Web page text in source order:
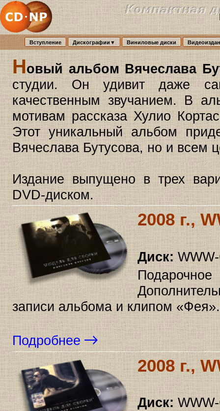
Вступление Дискографии▼ Виниловые диски
Новый альбом Вячеслава
студии. Он удивит даже
качественным звучанием. В
мотивам рассказа Хулио
Этот уникальный альбом
Вячеслава Бутусова, но и всем
Издание выпущено в трех
DVD-диском.
2008 г.,
Диск:
записи альбома и клипом «Фея».
Подробнее
2008 г.,
Диск: